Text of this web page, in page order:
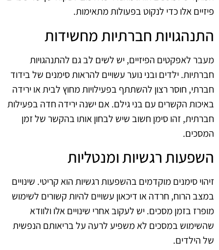
פיזיים אלו כדי לנקוט בפעולות מתאימות.
התנהגויות חברתיות מחשידות
מעבר לאפקטים הפיזיים, יש לשים לב גם להתנהגויות
חברתיות. ילדים ובני נוער עשויים להראות סימנים של בידוד
חברתי, חוסר רצון להשתתף בפעילויות מחוץ לבית או ירידה
באיכות הקשרים עם בני גילם. אם ישנה ירידה חדה בפעילות
חברתית, זהו סימן חשוב שיש לבחון אותו בהקשר של זמן
המסכים.
השפעות רגשיות ומנטליות
זיהוי סימנים מוקדמים בהשפעות רגשיות הוא קריטי. שינויים
במצב הרוח, חרדה או דיכאון עשויים להיות קשורים לשימוש
מופרז בזמן מסכים. יש לעקוב אחרי שינויים אלו ולוודא
שהשימוש במסכים לא משפיע לרעה על בריאותם הנפשית
של הילדים.